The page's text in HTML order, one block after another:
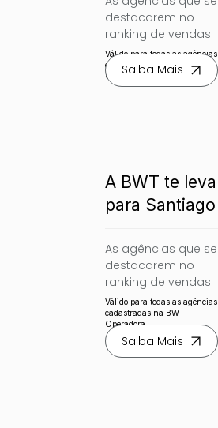
destacarem no
ranking de vendas
para o destino de
Buenos Aires, serão
convidadas para
Válido para todas as agências
cadastradas na BWT
Operadora.
Saiba Mais
A BWT te leva
para Santiago
As agências que se
destacarem no
ranking de vendas
para os destinos
de Chile e Santiago,
serão convidadas
para um famtour
Válido para todas as agências
cadastradas na BWT
Operadora.
Saiba Mais